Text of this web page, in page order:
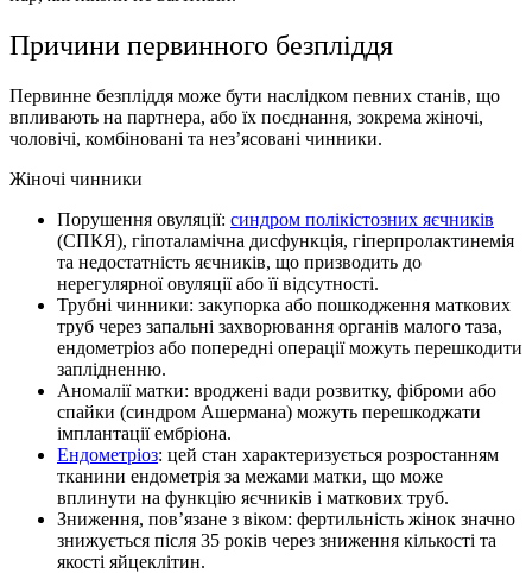
Причини первинного безпліддя
Первинне безпліддя може бути наслідком певних станів, що
впливають на партнера, або їх поєднання, зокрема жіночі,
чоловічі, комбіновані та нез’ясовані чинники.
Жіночі чинники
Порушення овуляції: синдром полікістозних яєчників
(СПКЯ), гіпоталамічна дисфункція, гіперпролактинемія
та недостатність яєчників, що призводить до
нерегулярної овуляції або її відсутності.
Трубні чинники: закупорка або пошкодження маткових
труб через запальні захворювання органів малого таза,
ендометріоз або попередні операції можуть перешкодити
заплідненню.
Аномалії матки: вроджені вади розвитку, фіброми або
спайки (синдром Ашермана) можуть перешкоджати
імплантації ембріона.
Ендометріоз: цей стан характеризується розростанням
тканини ендометрія за межами матки, що може
вплинути на функцію яєчників і маткових труб.
Зниження, пов’язане з віком: фертильність жінок значно
знижується після 35 років через зниження кількості та
якості яйцеклітин.